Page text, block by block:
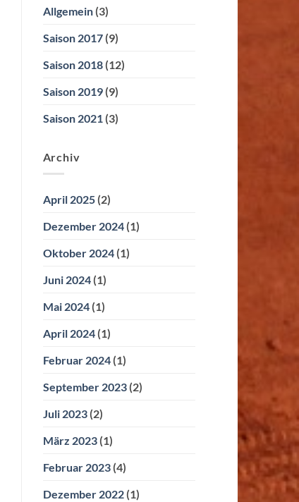
Allgemein(3)
Saison 2017(9)
Saison 2018(12)
Saison 2019(9)
Saison 2021 (3)
Archiv
April 2025(2)
Dezember 2024(1)
Oktober 2024(1)
Juni 2024(1)
Mai 2024(1)
April 2024(1)
Februar 2024(1)
September 2023(2)
Juli 2023(2)
März 2023(1)
Februar 2023(4)
Dezember 2022(1)